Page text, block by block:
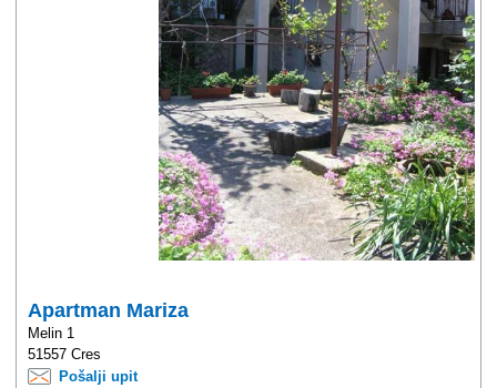
Apartman Mariza
Melin 1
51557 Cres
Pošalji upit